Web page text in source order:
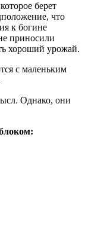
берет
что
к богине
приносили
хороший урожай.
с маленьким
Однако, они